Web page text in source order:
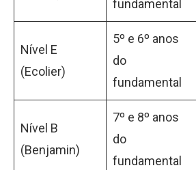
fundamental
Nível E
(Ecolier)
5º e 6º anos
do
fundamental
Nível B
(Benjamin)
7º e 8º anos
do
fundamental